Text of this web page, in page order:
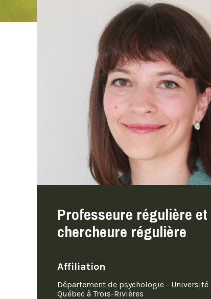
Centres d’études
Centre québécois de référence à
l’approche IPT
Centre d’étude clinique sur les troubles
obsessionnels-compulsifs
Centre d'études sur la réadaptation, le
rétablissement et l'insertion sociale
(CÉRRIS)
Centre d’étude sur le trauma (CET)
Centre d’études sur le stress humain
(CESH)
Centre d’études en sciences de la
communication non verbale (CESCNOV)
Professeure régulière et
chercheure régulière
Affiliation
Département de psychologie - Université
Québec à Trois-Rivières